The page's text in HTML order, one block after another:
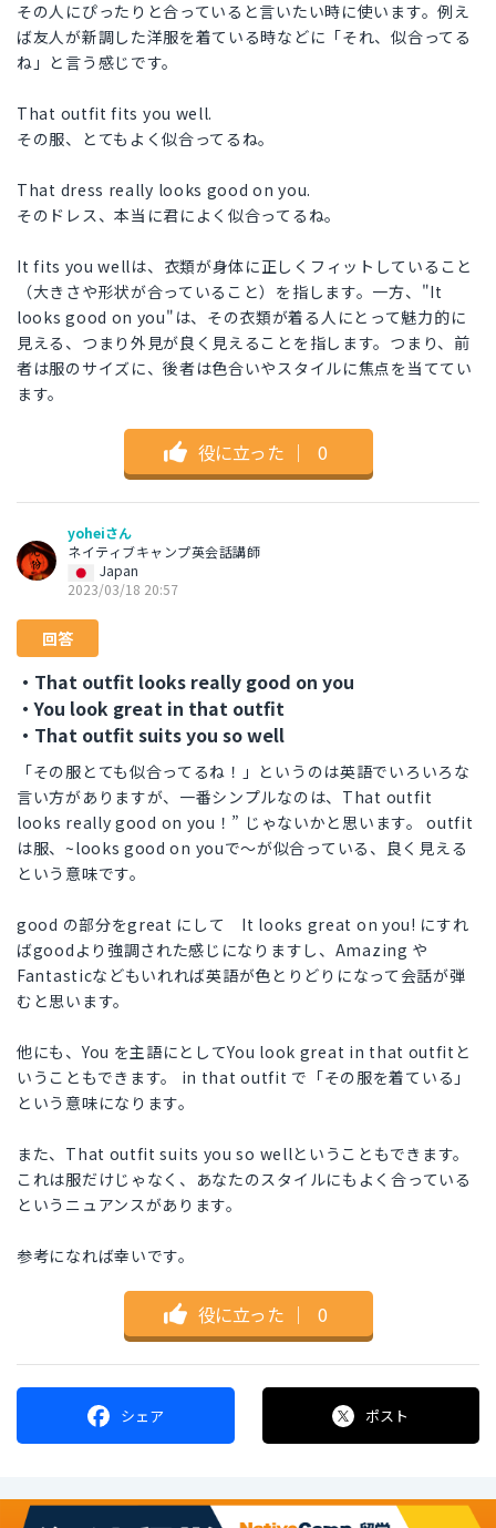
その人にぴったりと合っていると言いたい時に使います。例え
ば友人が新調した洋服を着ている時などに「それ、似合ってる
ね」と言う感じです。
That outfit fits you well.
その服、とてもよく似合ってるね。
That dress really looks good on you.
そのドレス、本当に君によく似合ってるね。
It fits you wellは、衣類が身体に正しくフィットしていること
（大きさや形状が合っていること）を指します。一方、"It
looks good on you"は、その衣類が着る人にとって魅力的に
見える、つまり外見が良く見えることを指します。つまり、前
者は服のサイズに、後者は色合いやスタイルに焦点を当ててい
ます。
役に立った ｜ 0
yoheiさん
ネイティブキャンプ英会話講師
Japan
2023/03/18 20:57
回答
・That outfit looks really good on you
・You look great in that outfit
・That outfit suits you so well
「その服とても似合ってるね！」というのは英語でいろいろな
言い方がありますが、一番シンプルなのは、That outfit
looks really good on you！” じゃないかと思います。 outfit
は服、~looks good on youで～が似合っている、良く見える
という意味です。
good の部分をgreat にして It looks great on you! にすれ
ばgoodより強調された感じになりますし、Amazing や
Fantasticなどもいれれば英語が色とりどりになって会話が弾
むと思います。
他にも、You を主語にとしてYou look great in that outfitと
いうこともできます。 in that outfit で「その服を着ている」
という意味になります。
また、That outfit suits you so wellということもできます。
これは服だけじゃなく、あなたのスタイルにもよく合っている
というニュアンスがあります。
参考になれば幸いです。
役に立った ｜ 0
シェア ポスト